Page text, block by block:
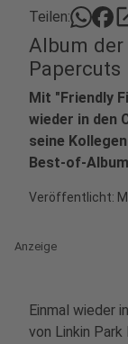
Teilen:
Album
Papercuts
Mit "Friendly
wieder in den
seine
Best-of-
Veröffentlicht:
Anzeige
Einmal wieder
von Linkin